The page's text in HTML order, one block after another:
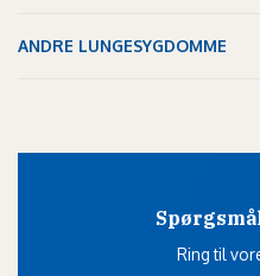
ANDRE LUNGESYGDOMME
Ring til